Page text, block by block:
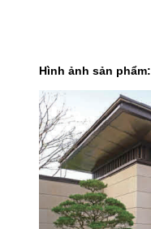
Hình ảnh sản phẩm: